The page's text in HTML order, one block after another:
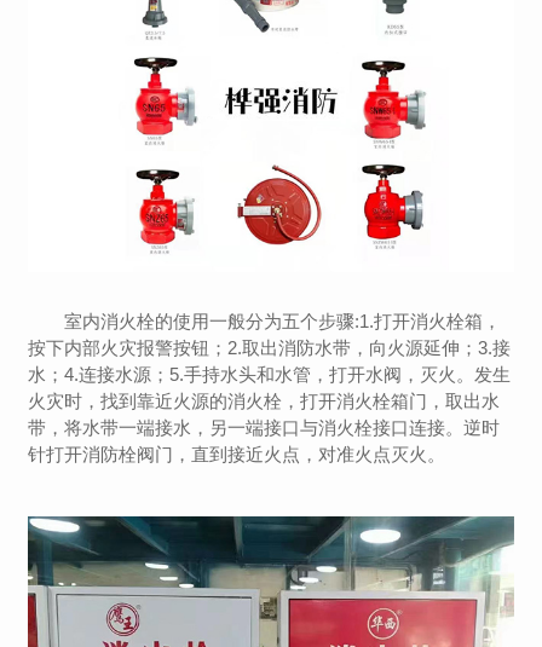
室内消火栓的使用一般分为五个步骤:1.打开消火栓箱，
按下内部火灾报警按钮；2.取出消防水带，向火源延伸；3.接
水；4.连接水源；5.手持水头和水管，打开水阀，灭火。发生
火灾时，找到靠近火源的消火栓，打开消火栓箱门，取出水
带，将水带一端接水，另一端接口与消火栓接口连接。逆时
针打开消防栓阀门，直到接近火点，对准火点灭火。